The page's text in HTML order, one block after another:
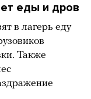
еды и дров
в лагерь еду
Также